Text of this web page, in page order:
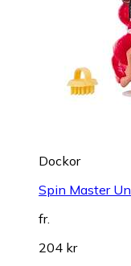
Dockor
Spin Master
fr.
204 kr